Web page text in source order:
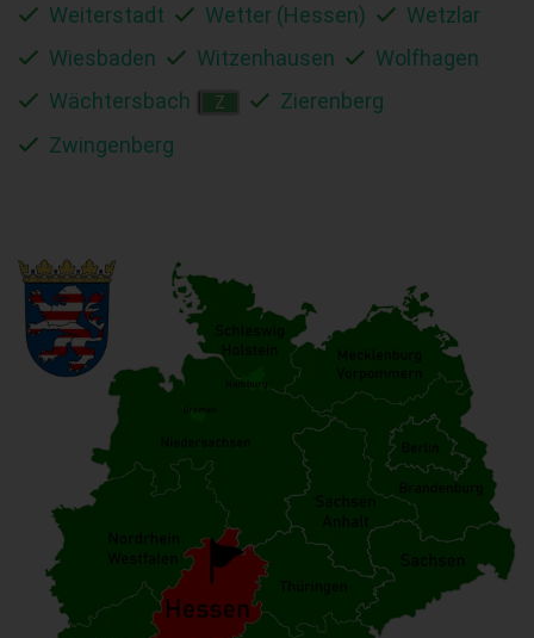
Weiterstadt
Wetter (Hessen)
Wetzlar
Wiesbaden
Witzenhausen
Wolfhagen
Wächtersbach
Z
Zierenberg
Zwingenberg